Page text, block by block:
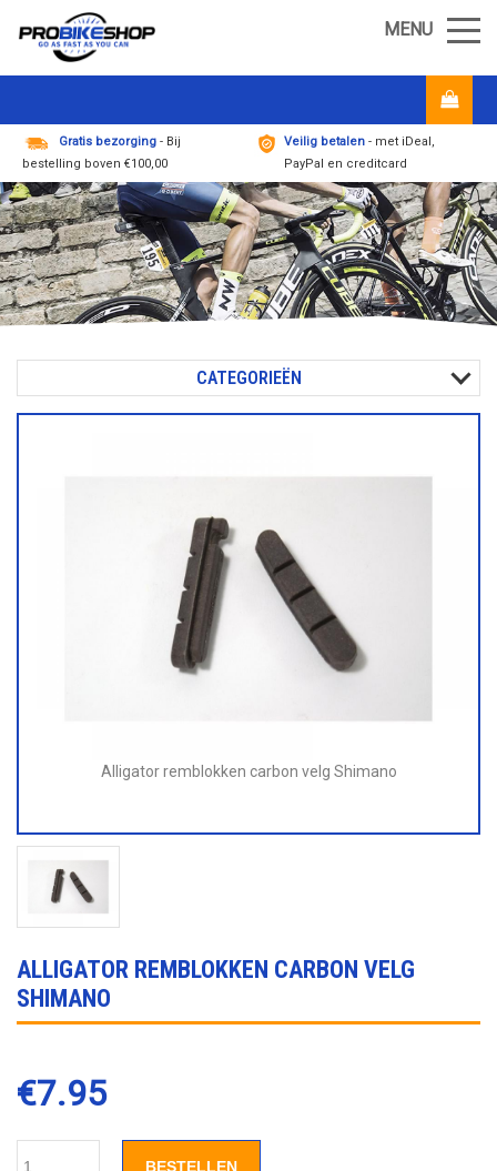
MENU
Gratis bezorging - Bij
bestelling boven €100,00
Veilig betalen - met iDeal,
PayPal en creditcard
CATEGORIEËN
Alligator remblokken carbon velg Shimano
ALLIGATOR REMBLOKKEN CARBON VELG
SHIMANO
€7.95
BESTELLEN